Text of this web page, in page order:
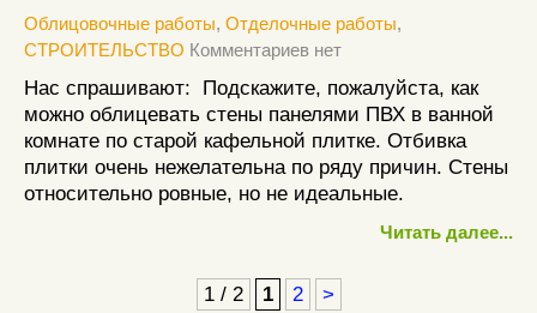
Облицовочные работы, Отделочные работы,
СТРОИТЕЛЬСТВО Комментариев нет
Нас спрашивают: Подскажите, пожалуйста, как
можно облицевать стены панелями ПВХ в ванной
комнате по старой кафельной плитке. Отбивка
плитки очень нежелательна по ряду причин. Стены
относительно ровные, но не идеальные.
Читать далее...
1 / 2 1 2 >